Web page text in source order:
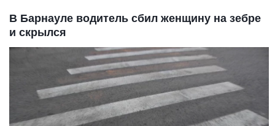
В Барнауле водитель сбил женщину на зебре
и скрылся